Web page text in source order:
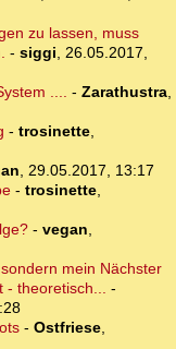
zu lassen, muss
- siggi, 26.05.2017,
.... - Zarathustra,
- trosinette,
, 29.05.2017, 13:17
- trosinette,
- vegan,
mein Nächster
- theoretisch... -
- Ostfriese,